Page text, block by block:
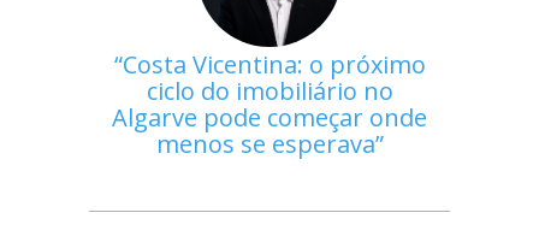
Costa Vicentina: o próximo
ciclo do imobiliário no
Algarve pode começar onde
menos se esperava